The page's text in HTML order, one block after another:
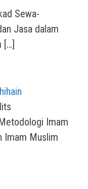
Sewa-
Jasa dalam
[…]
Imam
Imam Muslim